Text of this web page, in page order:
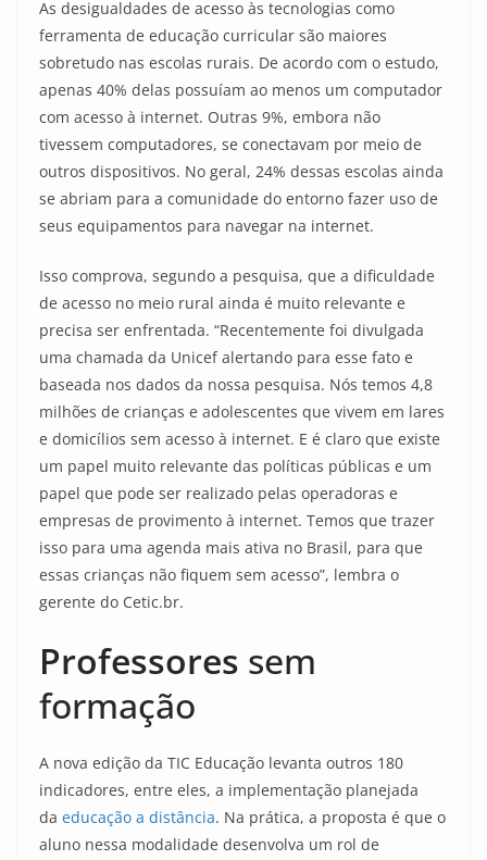
As desigualdades de acesso às tecnologias como
ferramenta de educação curricular são maiores
sobretudo nas escolas rurais. De acordo com o estudo,
apenas 40% delas possuíam ao menos um computador
com acesso à internet. Outras 9%, embora não
tivessem computadores, se conectavam por meio de
outros dispositivos. No geral, 24% dessas escolas ainda
se abriam para a comunidade do entorno fazer uso de
seus equipamentos para navegar na internet.
Isso comprova, segundo a pesquisa, que a dificuldade
de acesso no meio rural ainda é muito relevante e
precisa ser enfrentada. “Recentemente foi divulgada
uma chamada da Unicef alertando para esse fato e
baseada nos dados da nossa pesquisa. Nós temos 4,8
milhões de crianças e adolescentes que vivem em lares
e domicílios sem acesso à internet. E é claro que existe
um papel muito relevante das políticas públicas e um
papel que pode ser realizado pelas operadoras e
empresas de provimento à internet. Temos que trazer
isso para uma agenda mais ativa no Brasil, para que
essas crianças não fiquem sem acesso”, lembra o
gerente do Cetic.br.
Professores sem
formação
A nova edição da TIC Educação levanta outros 180
indicadores, entre eles, a implementação planejada
da educação a distância. Na prática, a proposta é que o
aluno nessa modalidade desenvolva um rol de